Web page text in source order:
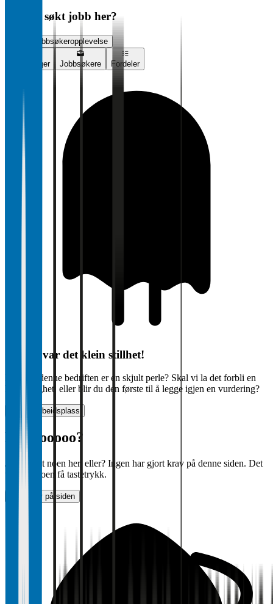
Har du søkt jobb her?
Vurder jobbsøkeropplevelse
Vurderinger Jobbsøkere Fordeler
Oi, her var det klein stillhet!
Kanskje denne bedriften er en skjult perle? Skal vi la det forbli en
hemmelighet, eller blir du den første til å legge igjen en vurdering?
Vurder arbeidsplass
Halloooooo?
Jobber det noen her, eller? Ingen har gjort krav på denne siden. Det
tar bare noen få tastetrykk.
Gjør krav på siden